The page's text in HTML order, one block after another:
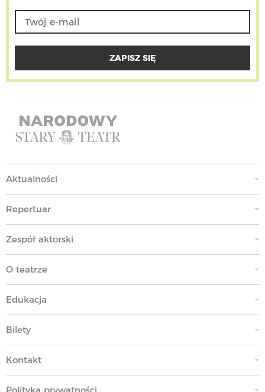
Aktualności
Repertuar
Zespół aktorski
O teatrze
Edukacja
Bilety
Kontakt